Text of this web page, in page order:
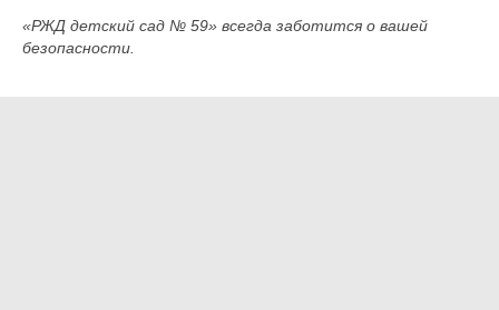
«РЖД детский сад № 59» всегда заботится о вашей
безопасности.